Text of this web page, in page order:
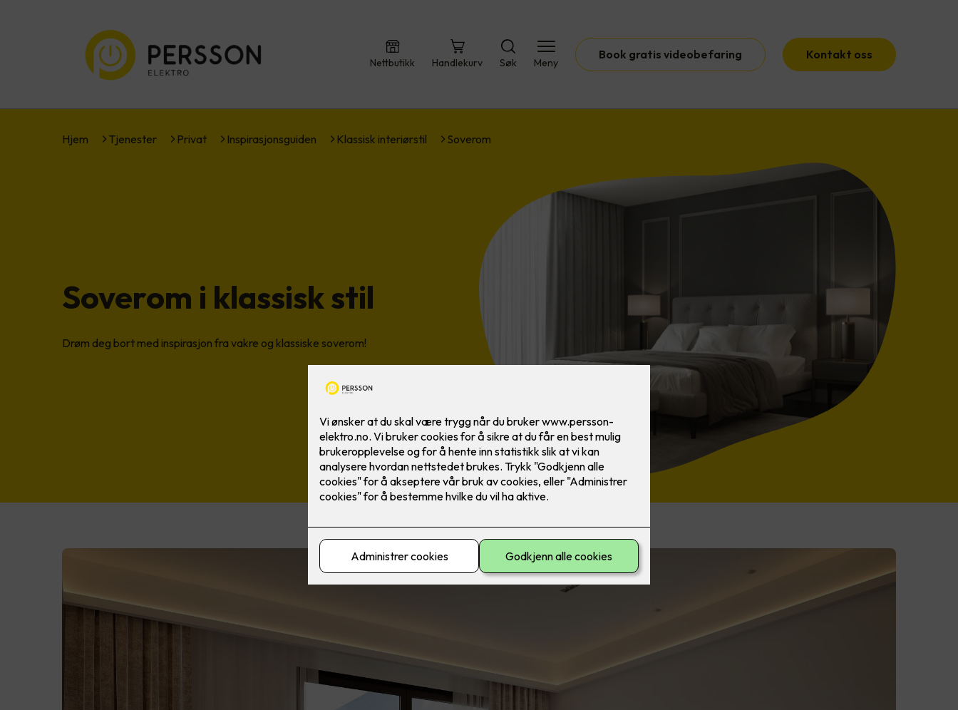
Nettbutikk Handlekurv Søk Meny
Book gratis videobefaring Kontakt oss
Hjem Tjenester Privat Inspirasjonsguiden Klassisk interiørstil Soverom
Soverom i klassisk stil
Drøm deg bort med inspirasjon fra vakre og klassiske soverom!